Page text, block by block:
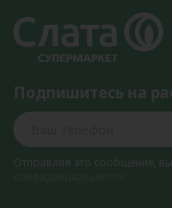
Подпишитесь на
Отправляя это сообщение,